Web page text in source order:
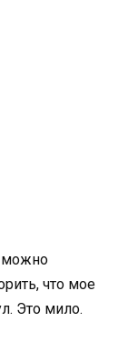
можно
что мое
Это мило.